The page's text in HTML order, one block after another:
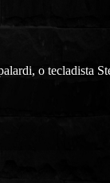
o tecladista